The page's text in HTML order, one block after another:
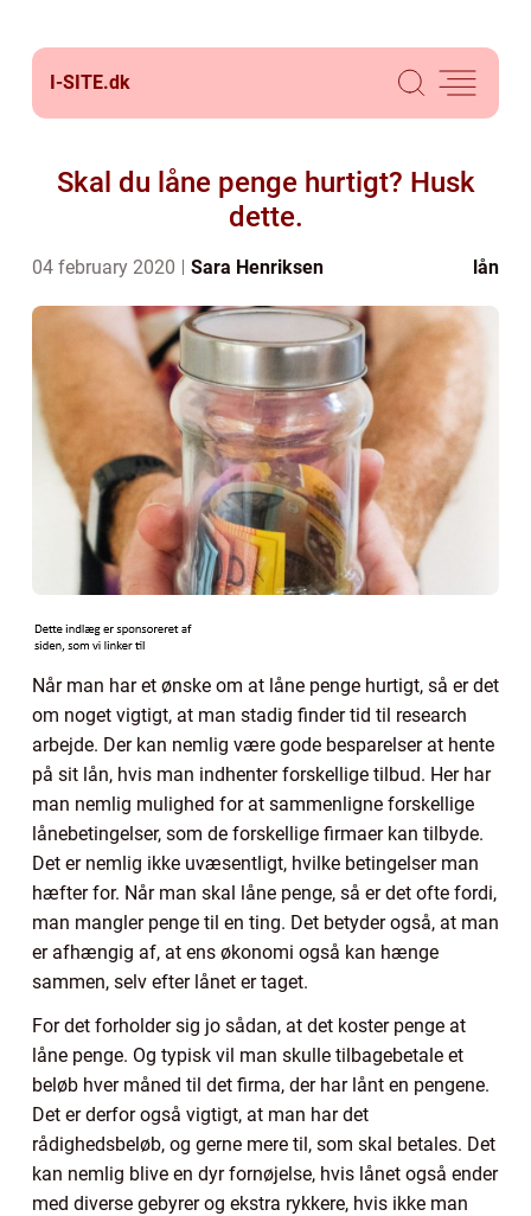
I-SITE.dk
Skal du låne penge hurtigt? Husk
dette.
04 february 2020 Sara Henriksen lån
Når man har et ønske om at låne penge hurtigt, så er det
om noget vigtigt, at man stadig finder tid til research
arbejde. Der kan nemlig være gode besparelser at hente
på sit lån, hvis man indhenter forskellige tilbud. Her har
man nemlig mulighed for at sammenligne forskellige
lånebetingelser, som de forskellige firmaer kan tilbyde.
Det er nemlig ikke uvæsentligt, hvilke betingelser man
hæfter for. Når man skal låne penge, så er det ofte fordi,
man mangler penge til en ting. Det betyder også, at man
er afhængig af, at ens økonomi også kan hænge
sammen, selv efter lånet er taget.
For det forholder sig jo sådan, at det koster penge at
låne penge. Og typisk vil man skulle tilbagebetale et
beløb hver måned til det firma, der har lånt en pengene.
Det er derfor også vigtigt, at man har det
rådighedsbeløb, og gerne mere til, som skal betales. Det
kan nemlig blive en dyr fornøjelse, hvis lånet også ender
med diverse gebyrer og ekstra rykkere, hvis ikke man